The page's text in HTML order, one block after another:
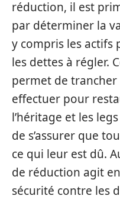
réduction, il est
par déterminer la
y compris les actifs
les dettes à régler.
permet de trancher
effectuer pour
l’héritage et les
de s’assurer que
ce qui leur est dû.
de réduction agit
sécurité contre les